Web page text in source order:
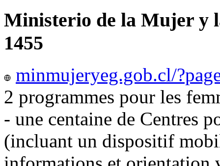
Ministerio de la Mujer y
1455
minmujeryeg.gob.cl/
2 programmes pour les
- une centaine de Centres
(incluant un dispositif